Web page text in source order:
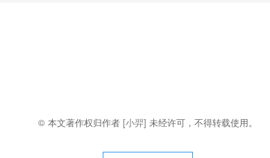
© 本文著作权归作者 [小羿] 未经许可，不得转载使用。